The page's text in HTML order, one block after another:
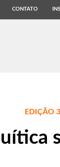
CONTATO
EDIÇÃO